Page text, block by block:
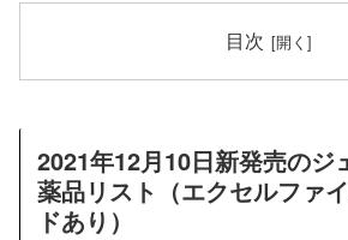
目次
2021年12月10日新発売のジ
薬品リスト（エクセルファ
ドあり）